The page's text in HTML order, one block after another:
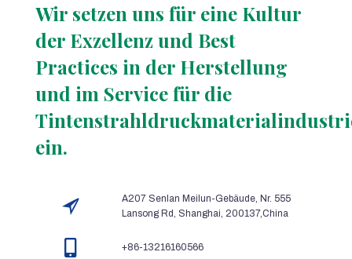
Wir setzen uns für eine Kultur
der Exzellenz und Best
Practices in der Herstellung
und im Service für die
ein.
A207 Senlan Meilun-Gebäude, Nr. 555
Lansong Rd, Shanghai, 200137,China
+86-13216160566